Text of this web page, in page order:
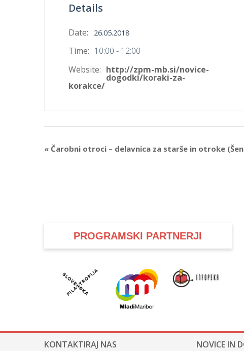
Details
Date: 26.05.2018
Time: 10:00 - 12:00
Website: http://zpm-mb.si/novice-
dogodki/koraki-za-
korakce/
Event
« Čarobni otroci – delavnica za starše in otroke
PROGRAMSKI PARTNERJI
KONTAKTIRAJ NAS NOVICE IN